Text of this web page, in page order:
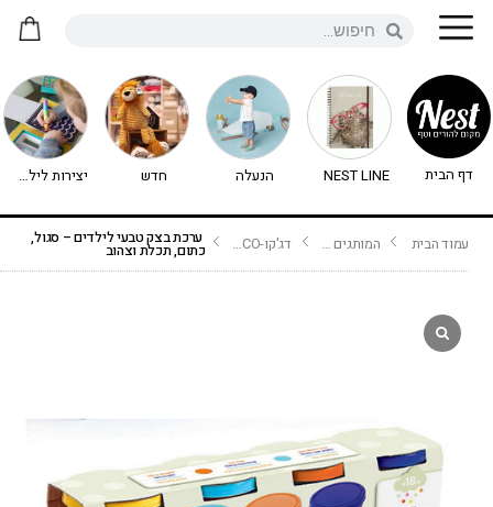
דף הבית NEST LINE הנעלה חדש יצירות לילדים - יצירה לילדים
עמוד הבית המותגים שלנו דג'קו-DJECO נימיגו ערכת בצק טבעי לילדים – סגול,
כתום, תכלת וצהוב